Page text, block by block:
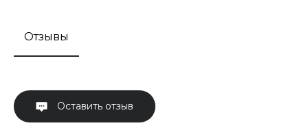
Отзывы
Оставить отзыв